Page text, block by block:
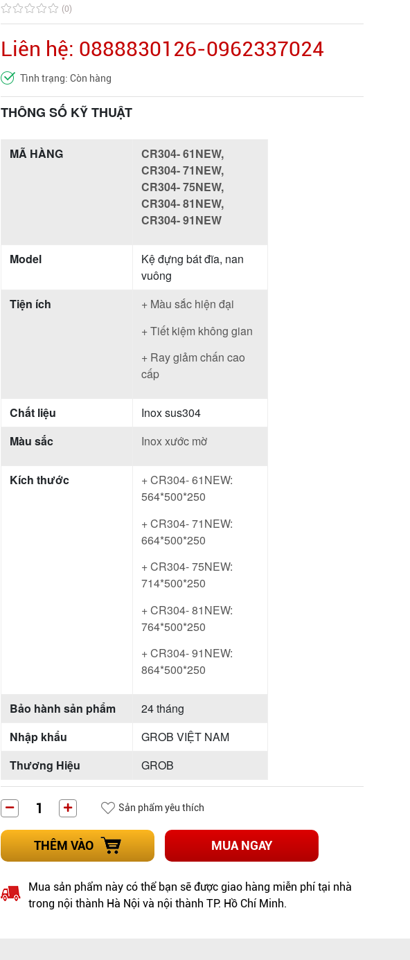
(0)
Liên hệ: 0888830126-0962337024
Tình trạng: Còn hàng
THÔNG SỐ KỸ THUẬT
MÃ HÀNG
CR304- 61NEW,
CR304- 71NEW,
CR304- 75NEW,
CR304- 81NEW,
CR304- 91NEW
Model
Kệ đựng bát đĩa, nan
vuông
Tiện ích
+ Màu sắc hiện đại
+ Tiết kiệm không gian
+ Ray giảm chấn cao
cấp
Chất liệu
Inox sus304
Màu sắc
Inox xước mờ
Kích thước
+ CR304- 61NEW:
564*500*250
+ CR304- 71NEW:
664*500*250
+ CR304- 75NEW:
714*500*250
+ CR304- 81NEW:
764*500*250
+ CR304- 91NEW:
864*500*250
Bảo hành sản phẩm
24 tháng
Nhập khẩu
GROB VIỆT NAM
Thương Hiệu
GROB
Sản phẩm yêu thích
THÊM VÀO MUA NGAY
Mua sản phẩm này có thể bạn sẽ được giao hàng miễn phí tại nhà
trong nội thành Hà Nội và nội thành TP. Hồ Chí Minh.